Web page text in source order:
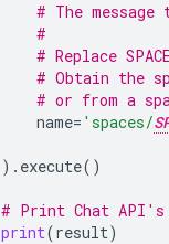
# The
#
# Replace
# Obtain the
# or from a
name= 'spaces/
) . execute()
# Print Chat API's
print(result)